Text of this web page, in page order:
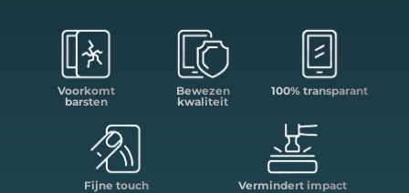
Voorkomt
barsten
Bewezen
kwaliteit
100% transparant
Fijne touch Vermindert impact